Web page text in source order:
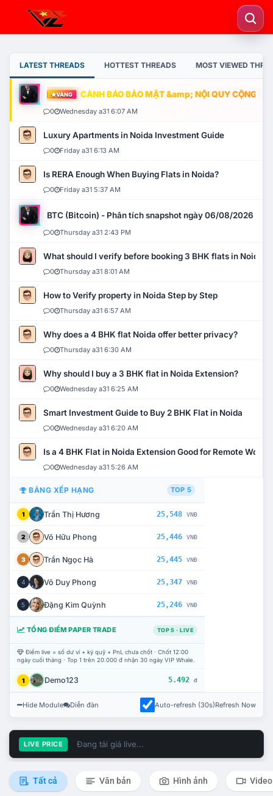
LATEST THREADS HOTTEST THREADS MOST VIEWED
VÀNG CẢNH BÁO BẢO MẬT &amp; NỘI QUY CỘNG
0 Wednesday a31 6:07 AM
Luxury Apartments in Noida Investment Guide
0 Friday a31 6:13 AM
Is RERA Enough When Buying Flats in Noida?
0 Friday a31 5:37 AM
BTC (Bitcoin) - Phân tích snapshot ngày 06/08/2026
0 Thursday a31 2:43 PM
What should I verify before booking 3 BHK flats in Noida?
0 Thursday a31 8:01 AM
How to Verify property in Noida Step by Step
0 Thursday a31 6:57 AM
Why does a 4 BHK flat Noida offer better privacy?
0 Thursday a31 6:30 AM
Why should I buy a 3 BHK flat in Noida Extension?
0 Wednesday a31 6:25 AM
Smart Investment Guide to Buy 2 BHK Flat in Noida
0 Wednesday a31 6:20 AM
Is a 4 BHK Flat in Noida Extension Good for Remote Work?
0 Wednesday a31 5:26 AM
BẢNG XẾP HẠNG TOP 5
1 Trần Thị Hương 25,548 VNĐ
2 Võ Hữu Phong 25,446 VNĐ
3 Trần Ngọc Hà 25,445 VNĐ
4 Võ Duy Phong 25,347 VNĐ
5 Đặng Kim Quỳnh 25,246 VNĐ
TỔNG ĐIỂM PAPER TRADE TOP 5 · LIVE
Điểm live = số dư ví + ký quỹ + PnL chưa chốt · Chốt 12:00
ngày cuối tháng · Top 1 trên 20.000 đ nhận 30 ngày VIP Whale.
1 Demo123 5.492 đ
Hide Module Diễn đàn Auto-refresh (30s)Refresh Now
LIVE PRICE Đang tải giá live...
Tất cả Văn bản Hình ảnh Video